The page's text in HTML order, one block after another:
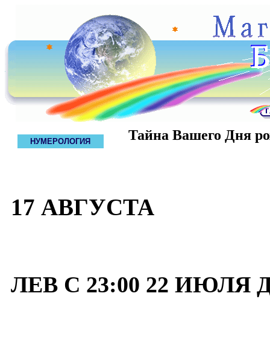
НУМЕРОЛОГИЯ Тайна Вашего Дня
17 АВГУСТА
ЛЕВ С 23:00 22 ИЮЛЯ